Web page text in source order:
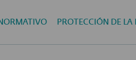
PROTECCIÓN DE